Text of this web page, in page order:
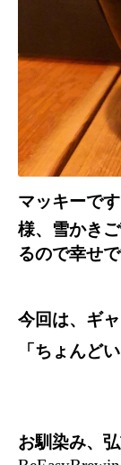
マッキーです
様、雪かき
るので幸せ
今回は、ギ
「ちょんど
お馴染み、